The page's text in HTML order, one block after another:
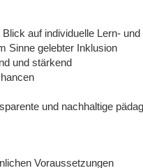
auf individuelle Lern-
Sinne gelebter Inklusion
und stärkend
und nachhaltige
Voraussetzungen